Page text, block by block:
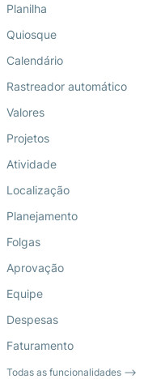
Planilha
Quiosque
Calendário
Rastreador automático
Valores
Projetos
Atividade
Localização
Planejamento
Folgas
Aprovação
Equipe
Despesas
Faturamento
Todas as funcionalidades ⟶